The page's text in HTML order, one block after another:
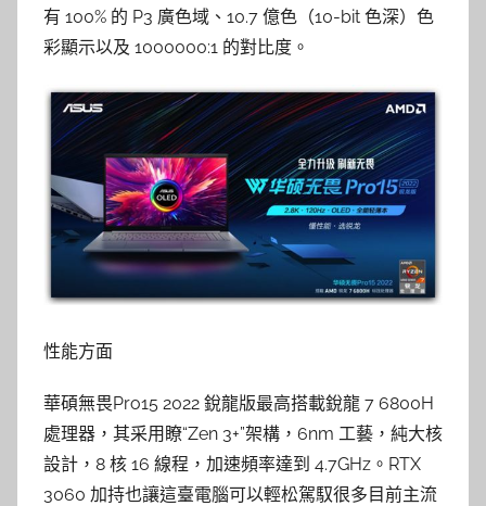
有 100% 的 P3 廣色域、10.7 億色（10-bit 色深）色
彩顯示以及 1000000:1 的對比度。
性能方面
華碩無畏Pro15 2022 銳龍版最高搭載銳龍 7 6800H
處理器，其采用瞭“Zen 3+”架構，6nm 工藝，純大核
設計，8 核 16 線程，加速頻率達到 4.7GHz。RTX
3060 加持也讓這臺電腦可以輕松駕馭很多目前主流